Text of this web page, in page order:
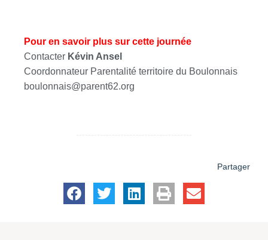
Pour en savoir plus sur cette journée
Contacter Kévin Ansel
Coordonnateur Parentalité territoire du Boulonnais
boulonnais@parent62.org
Partager